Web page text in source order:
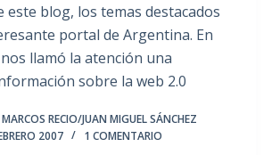
este blog, los temas destacados
portal de Argentina. En
llamó la atención una
sobre la web 2.0
RECIO/JUAN MIGUEL SÁNCHEZ
2007 1 COMENTARIO